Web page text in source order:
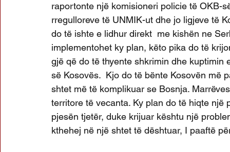
raportonte një komisioneri policie të OKB-
rregulloreve të UNMIK-ut dhe jo ligjeve të
do të ishte e lidhur direkt  me kishën ne
implementohet ky plan, këto pika do të
gjë që do të thyente shkrimin dhe
së Kosovës.  Kjo do të bënte Kosovën më
shtet më të komplikuar se Bosnja.
territore të vecanta. Ky plan do të hiqte
pjesën tjetër, duke krijuar kështu një
kthehej në një shtet të dështuar, I paaftë